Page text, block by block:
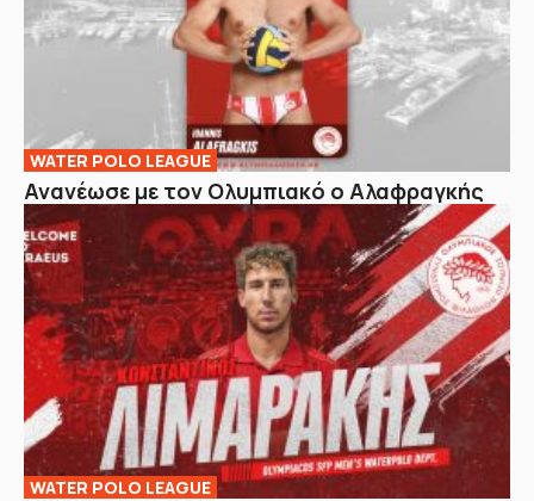
WATER POLO LEAGUE
Ανανέωσε με τον Ολυμπιακό ο Αλαφραγκής
WATER POLO LEAGUE